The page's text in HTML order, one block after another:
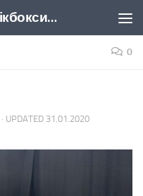
Національна федерація кікбоксингу України
0
· UPDATED 31.01.2020